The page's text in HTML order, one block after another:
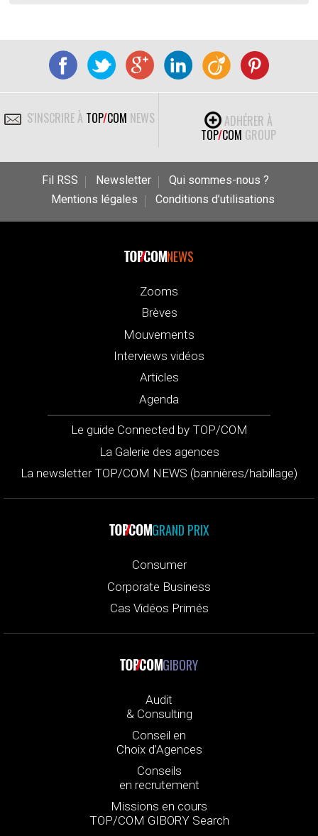
S'INSCRIRE À TOP/COM NEWS
ADHÉRER À
TOP/COM GROUP
Fil RSS Newsletter
Qui sommes-nous ?
Mentions légales
Conditions d’utilisations
NEWS
Zooms
Brèves
Mouvements
Interviews vidéos
Articles
Agenda
Le guide Connected by TOP/COM
La Galerie des agences
La newsletter TOP/COM NEWS (bannières/habillage)
GRAND PRIX
Consumer
Corporate Business
Cas Vidéos Primés
GIBORY
Audit
& Consulting
Conseil en
Choix d’Agences
Conseils
en recrutement
Missions en cours
TOP/COM GIBORY Search